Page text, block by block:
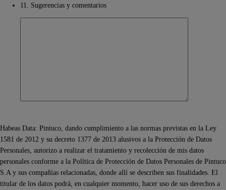
11. Sugerencias y comentarios
Habeas Data: Pintuco, dando cumplimiento a las normas previstas en la Ley
1581 de 2012 y su decreto 1377 de 2013 alusivos a la Protección de Datos
Personales, autorizo a realizar el tratamiento y recolección de mis datos
personales conforme a la Política de Protección de Datos Personales de Pintuco
S.A y sus compañías relacionadas, donde allí se describen sus finalidades. El
titular de los datos podrá, en cualquier momento, hacer uso de sus derechos a